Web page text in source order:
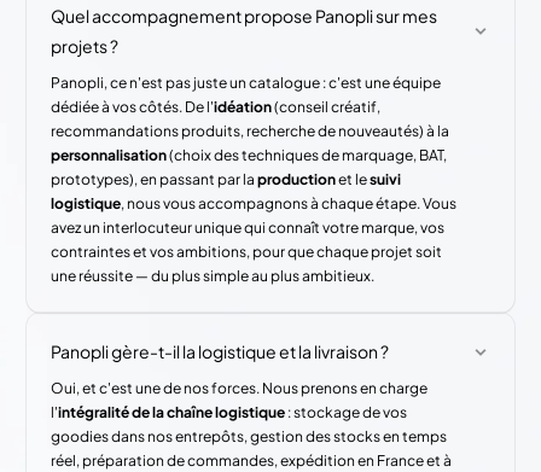
Quel accompagnement propose Panopli sur mes
projets ?
Panopli, ce n'est pas juste un catalogue : c'est une équipe
dédiée à vos côtés. De l'idéation(conseil créatif,
recommandations produits, recherche de nouveautés) à la
personnalisation(choix des techniques de marquage, BAT,
prototypes), en passant par laproductionet lesuivi
logistique, nous vous accompagnons à chaque étape. Vous
avez un interlocuteur unique qui connaît votre marque, vos
contraintes et vos ambitions, pour que chaque projet soit
une réussite — du plus simple au plus ambitieux.
Panopli gère-t-il la logistique et la livraison ?
Oui, et c'est une de nos forces. Nous prenons en charge
l'intégralité de la chaîne logistique : stockage de vos
goodies dans nos entrepôts, gestion des stocks en temps
réel, préparation de commandes, expédition en France et à